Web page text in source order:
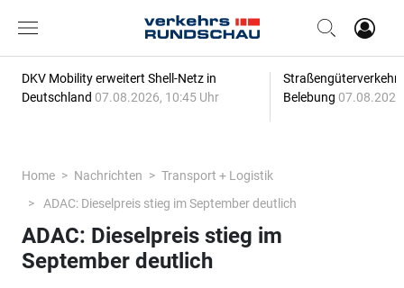
DKV Mobility erweitert Shell-Netz in
Deutschland 07.08.2026, 10:45 Uhr
Straßengüterverkehr
Belebung
Home Nachrichten
Transport + Logistik
ADAC: Dieselpreis stieg im September deutlich
ADAC: Dieselpreis stieg im
September deutlich